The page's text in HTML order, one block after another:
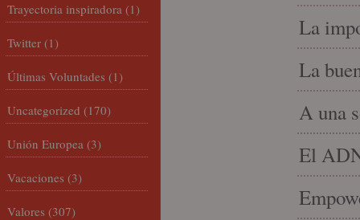
La
La
A una
El
Trayectoria inspiradora (1)
Twitter (1)
Últimas Voluntades (1)
Uncategorized (170)
Unión Europea (3)
Vacaciones (3)
Valores (307)